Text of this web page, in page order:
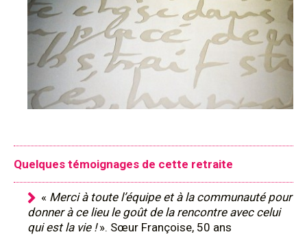
Quelques témoignages de cette retraite
« Merci à toute l’équipe et à la communauté pour
donner à ce lieu le goût de la rencontre avec celui
qui est la vie !». Sœur Françoise, 50 ans